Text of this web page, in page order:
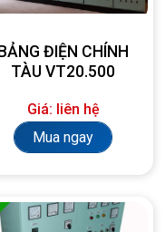
BẢNG ĐIỆN CHÍNH
TÀU VT20.500
Giá: liên hệ
Mua ngay